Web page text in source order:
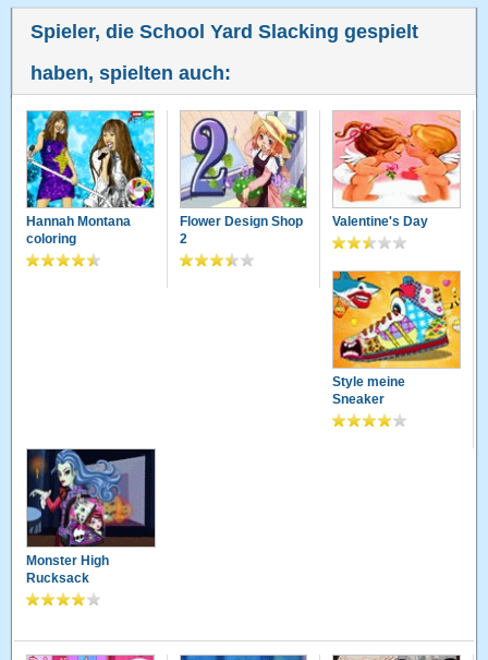
Spieler, die School Yard Slacking gespielt
haben, spielten auch:
Hannah Montana
coloring
Flower Design Shop
2
Valentine's Day
Style meine
Sneaker
Monster High
Rucksack